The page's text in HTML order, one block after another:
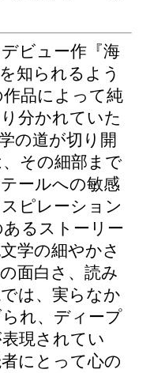
ビュー作『海
知られるよう
品によって純
分かれていた
の道が切り開
その細部まで
ールへの敏感
ピレーション
るストーリー
学の細やかさ
面白さ、読み
は、実らなか
れ、ディープ
現されてい
にとって心の